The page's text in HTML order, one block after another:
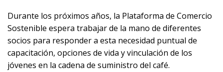
Durante los próximos años, la Plataforma de Comercio
Sostenible espera trabajar de la mano de diferentes
socios para responder a esta necesidad puntual de
capacitación, opciones de vida y vinculación de los
jóvenes en la cadena de suministro del café.